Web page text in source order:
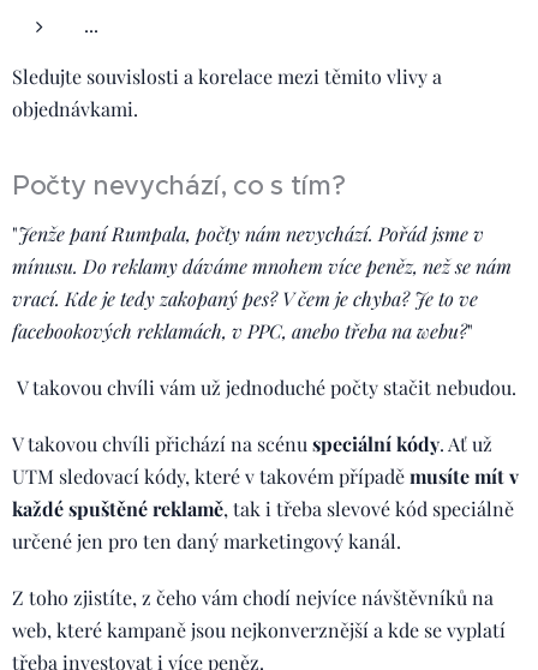
...
Sledujte souvislosti a korelace mezi těmito vlivy a
objednávkami.
Počty nevychází, co s tím?
"Jenže paní Rumpala, počty nám nevychází. Pořád jsme v
mínusu. Do reklamy dáváme mnohem více peněz, než se nám
vrací. Kde je tedy zakopaný pes? V čem je chyba? Je to ve
facebookových reklamách, v PPC, anebo třeba na webu?"
V takovou chvíli vám už jednoduché počty stačit nebudou.
V takovou chvíli přichází na scénu speciální kódy. Ať už
UTM sledovací kódy, které v takovém případěmusíte mít v
každé spuštěné reklamě, tak i třeba slevové kód speciálně
určené jen pro ten daný marketingový kanál.
Z toho zjistíte, z čeho vám chodí nejvíce návštěvníků na
web, které kampaně jsou nejkonverznější a kde se vyplatí
třeba investovat i více peněz.